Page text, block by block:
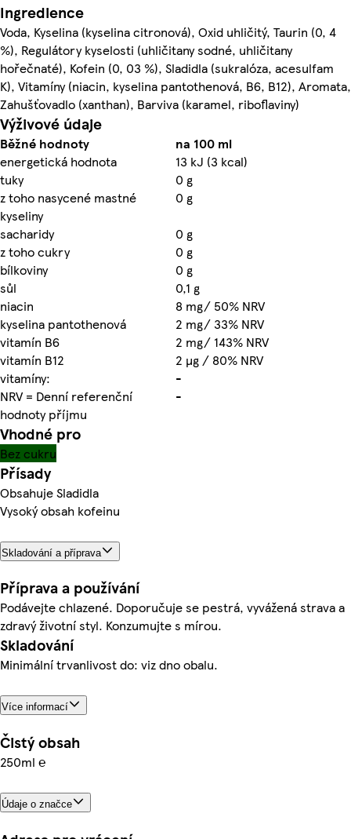
Ingredience
Voda, Kyselina (kyselina citronová), Oxid uhličitý, Taurin (0, 4
%), Regulátory kyselosti (uhličitany sodné, uhličitany
hořečnaté), Kofein (0, 03 %), Sladidla (sukralóza, acesulfam
K), Vitamíny (niacin, kyselina pantothenová, B6, B12), Aromata,
Zahušťovadlo (xanthan), Barviva (karamel, riboflaviny)
Výživové údaje
Běžné hodnoty
na 100 ml
energetická hodnota
13 kJ (3 kcal)
tuky
0 g
z toho nasycené mastné
kyseliny
0 g
sacharidy
0 g
z toho cukry
0 g
bílkoviny
0 g
sůl
0,1 g
niacin
8 mg/ 50% NRV
kyselina pantothenová
2 mg/ 33% NRV
vitamín B6
2 mg/ 143% NRV
vitamín B12
2 µg / 80% NRV
vitamíny:
-
NRV = Denní referenční
hodnoty příjmu
-
Vhodné pro
Bez cukru
Přísady
Obsahuje Sladidla
Vysoký obsah kofeinu
Skladování a příprava
Příprava a používání
Podávejte chlazené. Doporučuje se pestrá, vyvážená strava a
zdravý životní styl. Konzumujte s mírou.
Skladování
Minimální trvanlivost do: viz dno obalu.
Více informací
Čistý obsah
250ml ℮
Údaje o značce